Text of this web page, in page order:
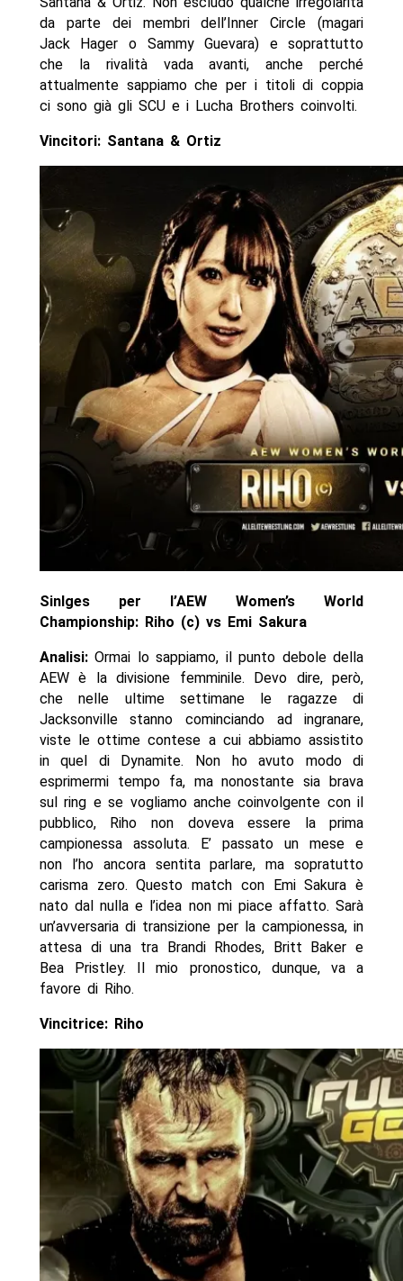
da parte dei membri dell’Inner Circle (magari
Jack Hager o Sammy Guevara) e soprattutto
che la rivalità vada avanti, anche perché
attualmente sappiamo che per i titoli di coppia
ci sono già gli SCU e i Lucha Brothers coinvolti.
Vincitori: Santana & Ortiz
Sinlges per l’AEW Women’s World
Championship: Riho (c) vs Emi Sakura
Analisi:Ormai lo sappiamo, il punto debole della
AEW è la divisione femminile. Devo dire, però,
che nelle ultime settimane le ragazze di
Jacksonville stanno cominciando ad ingranare,
viste le ottime contese a cui abbiamo assistito
in quel di Dynamite. Non ho avuto modo di
esprimermi tempo fa, ma nonostante sia brava
sul ring e se vogliamo anche coinvolgente con il
pubblico, Riho non doveva essere la prima
campionessa assoluta. E’ passato un mese e
non l’ho ancora sentita parlare, ma sopratutto
carisma zero. Questo match con Emi Sakura è
nato dal nulla e l’idea non mi piace affatto. Sarà
un’avversaria di transizione per la campionessa, in
attesa di una tra Brandi Rhodes, Britt Baker e
Bea Pristley. Il mio pronostico, dunque, va a
favore di Riho.
Vincitrice: Riho